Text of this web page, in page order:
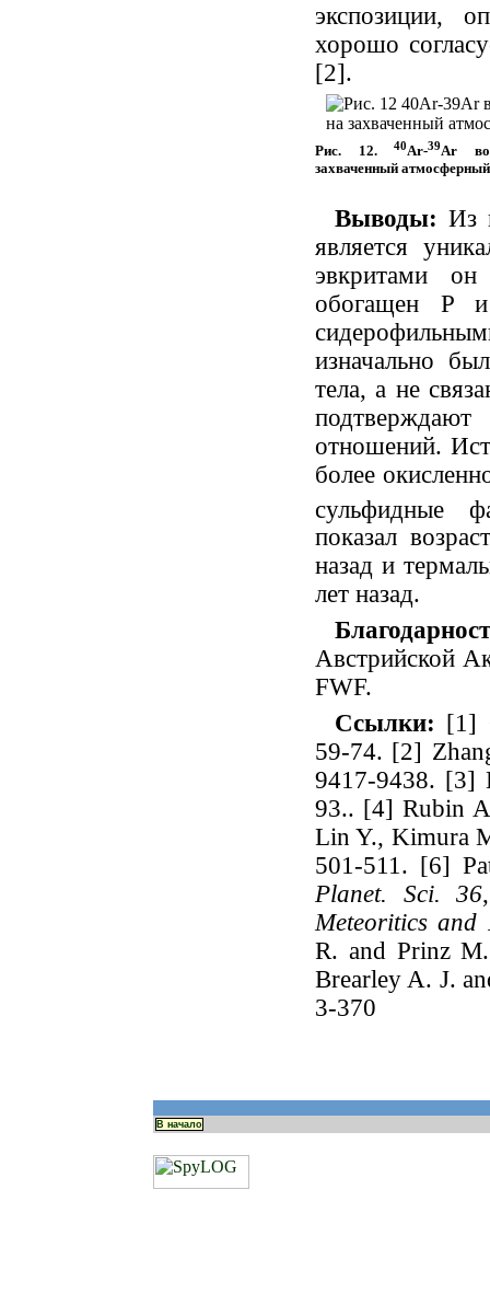
экспозиции,
хорошо
[2].
Рис. 12.40Ar-39Ar
захваченный
Выводы: Из
является
эвкритами
обогащен P
изначально
тела, а не
отношений.
более
сульфидные
показал
назад и
лет назад.
Австрийской
FWF.
Ссылки: [1]
59-74. [2]
9417-9438. [3]
93.. [4] Rubin
Lin Y., Kimura
501-511. [6]
Planet. Sci. 36
Meteoritics and
R. and Prinz
Brearley A. J.
3-370
В начало